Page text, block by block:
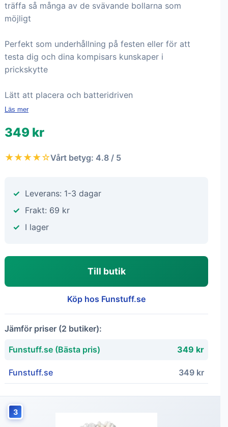
träffa så många av de svävande bollarna som
möjligt
Perfekt som underhållning på festen eller för att
testa dig och dina kompisars kunskaper i
prickskytte
Lätt att placera och batteridriven
Läs mer
349 kr
★★★★☆Vårt betyg: 4.8 / 5
Leverans: 1-3 dagar
Frakt: 69 kr
I lager
Till butik
Köp hos Funstuff.se
Jämför priser (2 butiker):
Funstuff.se (Bästa pris) 349 kr
Funstuff.se 349 kr
3